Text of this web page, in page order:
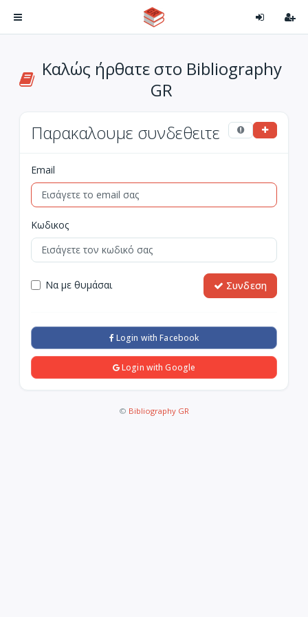
Καλώς ήρθατε στο Bibliography
GR
Παρακαλουμε συνδεθειτε
Email
Κωδικος
Να με θυμάσαι Συνδεση
Login with Facebook
Login with Google
© Bibliography GR